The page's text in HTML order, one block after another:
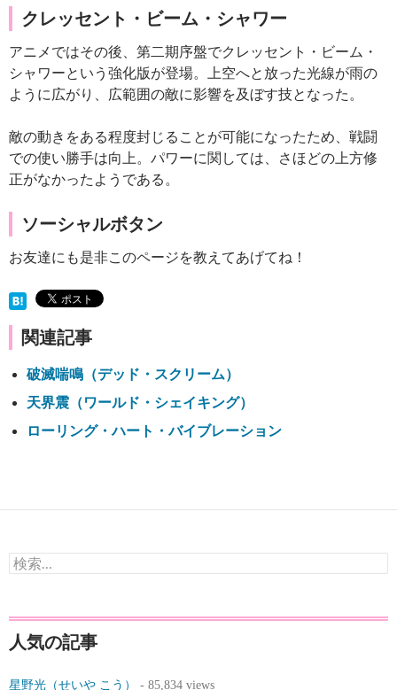
クレッセント・ビーム・シャワー
アニメではその後、第二期序盤でクレッセント・ビーム・
シャワーという強化版が登場。上空へと放った光線が雨の
ように広がり、広範囲の敵に影響を及ぼす技となった。
敵の動きをある程度封じることが可能になったため、戦闘
での使い勝手は向上。パワーに関しては、さほどの上方修
正がなかったようである。
ソーシャルボタン
お友達にも是非このページを教えてあげてね！
関連記事
破滅喘鳴（デッド・スクリーム）
天界震（ワールド・シェイキング）
ローリング・ハート・バイブレーション
検
索:
人気の記事
星野光（せいや こう） - 85,834 views